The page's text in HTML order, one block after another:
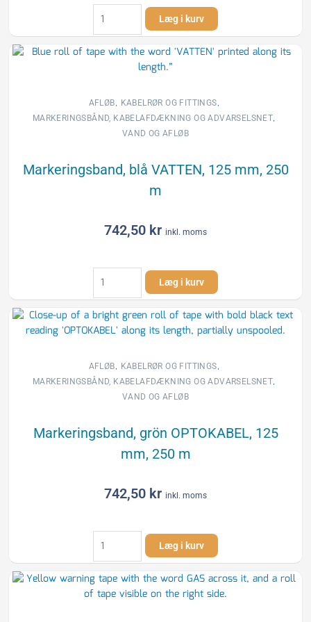
Kombi
Ringen
markeringsnät,
grön
100
mm,
antal
Læg i kurv
AFLØB, KABELRØR OG FITTINGS,
MARKERINGSBÅND, KABELAFDÆKNING OG ADVARSELSNET,
VAND OG AFLØB
Markeringsband, blå VATTEN, 125 mm, 250
m
742,50 kr inkl. moms
Markeringsband,
blå
VATTEN,
125
mm,
m
antal
Læg i kurv
AFLØB, KABELRØR OG FITTINGS,
MARKERINGSBÅND, KABELAFDÆKNING OG ADVARSELSNET,
VAND OG AFLØB
Markeringsband, grön OPTOKABEL, 125
mm, 250 m
742,50 kr inkl. moms
Markeringsband,
grön
OPTOKABEL,
125
mm,
Læg i kurv